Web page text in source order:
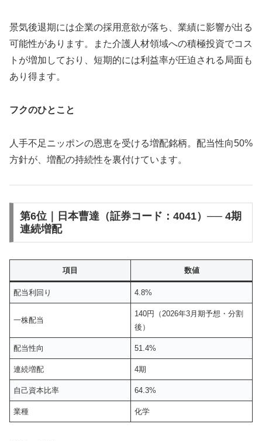
景気後退期には企業の採用意欲が落ち、業績に影響が出る
可能性があります。また介護人材領域への積極投資でコス
トが増加しており、短期的には利益率が圧迫される局面も
あり得ます。
フクのひとこと
人手不足ニッポンの恩恵を受ける増配銘柄。配当性向50%
方針が、増配の持続性を裏付けています。
第6位｜日本曹達（証券コード：4041）── 4期
連続増配
項目 数値
配当利回り 4.8%
一株配当
140円（2026年3月期予想・分割
後）
配当性向 51.4%
連続増配 4期
自己資本比率 64.3%
業種 化学